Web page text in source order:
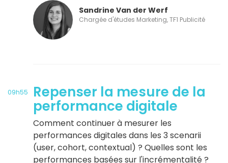
Sandrine Van der Werf
Chargée d'études Marketing, TF1 Publicité
09h55 Repenser la mesure de la
performance digitale
Comment continuer à mesurer les
performances digitales dans les 3 scenarii
(user, cohort, contextual) ? Quelles sont les
performances basées sur l'incrémentalité ?